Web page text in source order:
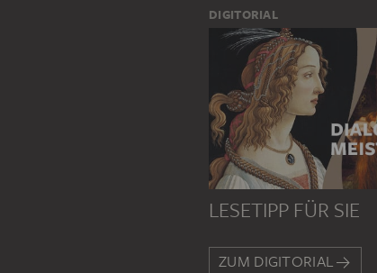
DIGITORIAL
LESETIPP FÜR SIE
ZUM DIGITORIAL